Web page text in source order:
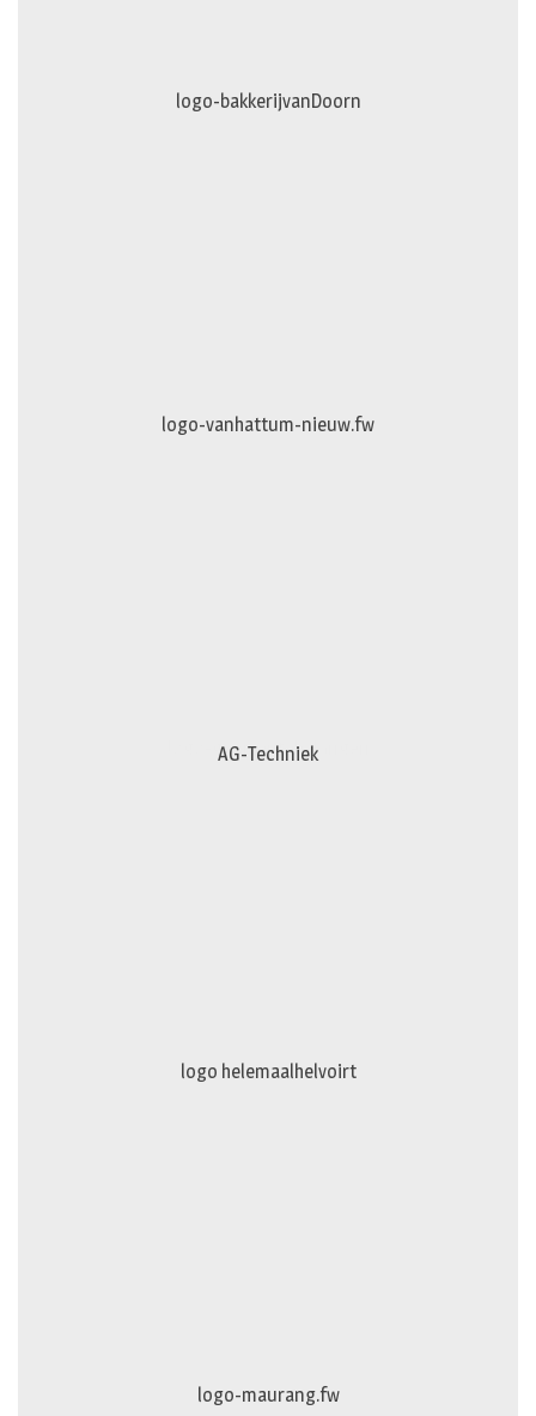
logo-bakkerijvanDoorn
logo-vanhattum-nieuw.fw
AG-Techniek
logo truckertruck 2023.fw
johan